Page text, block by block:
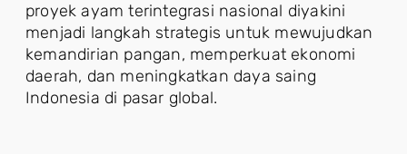
proyek ayam terintegrasi nasional diyakini
menjadi langkah strategis untuk mewujudkan
kemandirian pangan, memperkuat ekonomi
daerah, dan meningkatkan daya saing
Indonesia di pasar global.